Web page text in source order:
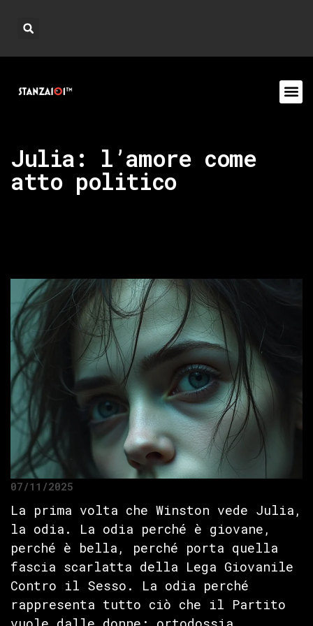
Julia: l’amore come
atto politico
07/11/2025
La prima volta che Winston vede Julia,
la odia. La odia perché è giovane,
perché è bella, perché porta quella
fascia scarlatta della Lega Giovanile
Contro il Sesso. La odia perché
rappresenta tutto ciò che il Partito